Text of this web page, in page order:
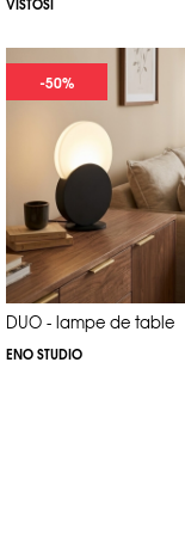
-50%
DUO - lampe de table
ENO STUDIO